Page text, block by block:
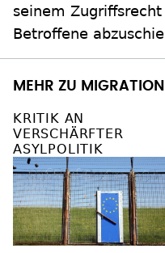
seinem
Betroffene
MEHR ZU MIGRATION
KRITIK AN
VERSCHÄRFTER
ASYLPOLITIK